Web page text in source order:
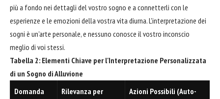
più a fondo nei dettagli del vostro sogno e a connetterli con le
esperienze e le emozioni della vostra vita diurna. L'interpretazione dei
sogni è un'arte personale, e nessuno conosce il vostro inconscio
meglio di voi stessi.
Tabella 2: Elementi Chiave per l'Interpretazione Personalizzata
di un Sogno di Alluvione
Domanda
Rilevanza per
Azioni Possibili (Auto-